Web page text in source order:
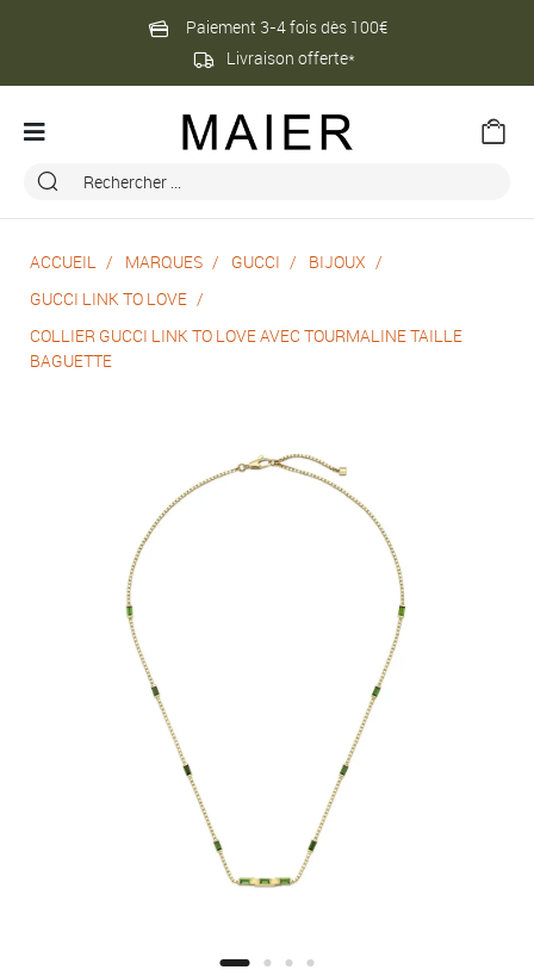
Paiement 3-4 fois dès 100€
Livraison offerte*
ACCUEIL MARQUES GUCCI
BIJOUX
GUCCI LINK TO LOVE
COLLIER GUCCI LINK TO LOVE AVEC TOURMALINE TAILLE
BAGUETTE